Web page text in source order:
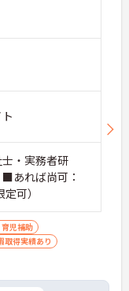
・実務者研
あれば尚可：
可）
児補助
取得実績あり